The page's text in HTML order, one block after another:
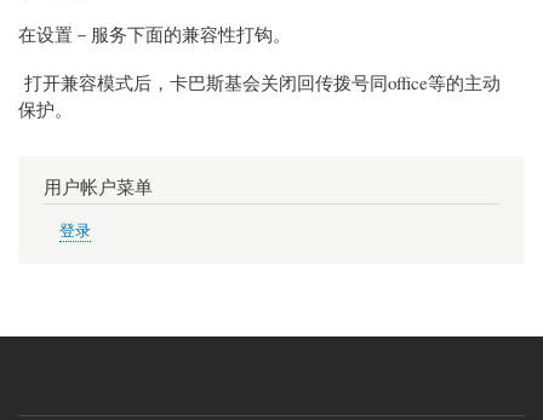
在设置－服务下面的兼容性打钩。
打开兼容模式后， 卡巴斯基会关闭回传拨号同office等的主动
保护。
用户帐户菜单
登录